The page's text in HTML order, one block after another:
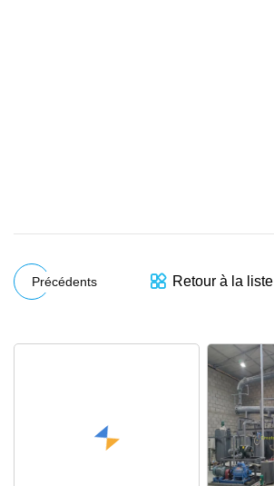
Précédents Retour à la liste